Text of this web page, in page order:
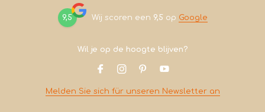
9,5 Wij scoren een 9,5 op Google
Wil je op de hoogte blijven?
Melden Sie sich für unseren Newsletter an